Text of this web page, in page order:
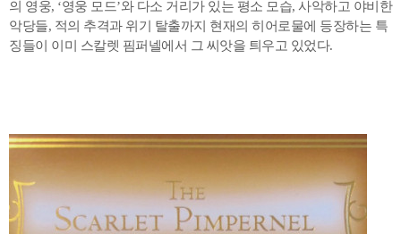
의 영웅, ‘영웅 모드’와 다소 거리가 있는 평소 모습, 사악하고 야비한
악당들, 적의 추격과 위기 탈출까지 현재의 히어로물에 등장하는 특
징들이 이미 스칼렛 핌퍼넬에서 그 씨앗을 틔우고 있었다.